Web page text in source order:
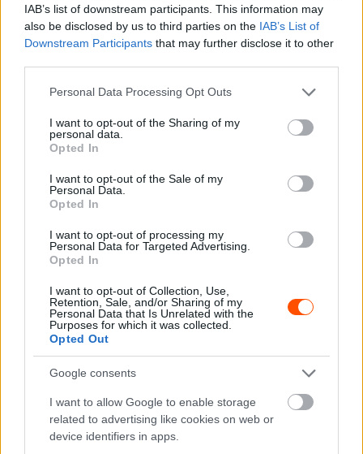
IAB’s list of downstream participants. This information may
also be disclosed by us to third parties on the IAB’s List of
Downstream Participants that may further disclose it to other
Please note that this website/app uses one or more Google
not limited to your visit or usage behaviour. You may click to
grant or deny consent to Google and its third-party tags to
use your data for below specified purposes in below Google
consent section.
Personal Data Processing Opt Outs
I want to opt-out of the Sharing of my
personal data.
Opted In
I want to opt-out of the Sale of my
Personal Data.
Opted In
I want to opt-out of processing my
Personal Data for Targeted Advertising.
Opted In
I want to opt-out of Collection, Use,
Retention, Sale, and/or Sharing of my
Personal Data that Is Unrelated with the
Purposes for which it was collected.
Opted Out
Google consents
I want to allow Google to enable storage
related to advertising like cookies on web or
device identifiers in apps.
UTÁNPÓTLÁS
Molnár Martin szárnyalt a gokart Eb-
UTÁNPÓTLÁS
sorozat
Mihályi Csaba - 2022. április 6.